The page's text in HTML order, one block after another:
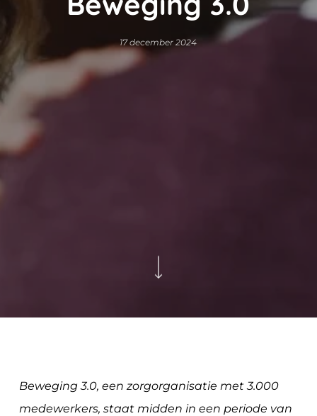
17 december 2024
Beweging 3.0, een zorgorganisatie met 3.000
medewerkers, staat midden in een periode van